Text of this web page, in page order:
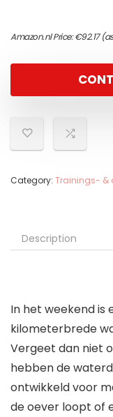
Amazon.nl Price:€92.17
Category: Trainings- &
Description
In het weekend is
kilometerbrede
Vergeet dan niet
hebben de
ontwikkeld voor
de oever loopt of